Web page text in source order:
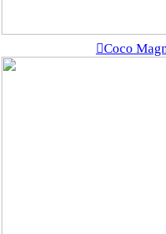
︎Coco